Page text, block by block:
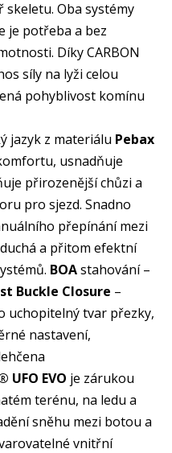
Oba systémy
je potřeba a bez
Díky CARBON
síly na lyži celou
pohyblivost komínu
jazyk z materiálu Pebax
usnadňuje
přirozenější chůzi a
pro sjezd. Snadno
přepínání mezi
a přitom efektní
BOAstahování –
Buckle Closure –
uchopitelný tvar přezky,
nastavení,
UFO EVO je zárukou
terénu, na ledu a
sněhu mezi botou a
vnitřní